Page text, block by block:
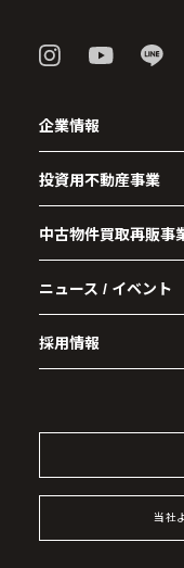
企業情報
- 企業理念
- 代表メッセージ
- 会社概要
- アクセス
- 社会貢献活動
投資用不動産事業
- マンション経営をお
- メインランドグル
- オーナーズデータ
- 資産運用型マンシ
中古物件買取再販事
- RE:MAIN
- リノベーション物
- リノベーション物件
ニュース / イベント
採用情報
- 記事一覧
当社